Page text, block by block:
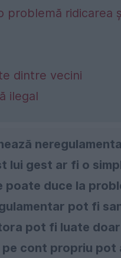
ridicarea
dintre vecini
ilegal
lui gest ar fi o
duce la
pot fi
pot fi luate
cont propriu pot